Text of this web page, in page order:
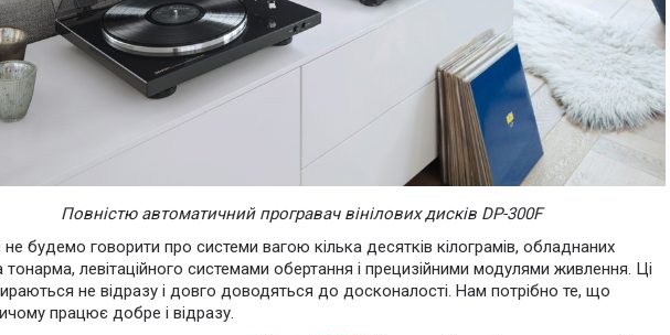
Повністю автоматичний програвач вінілових дисків DP-300F
будемо говорити про системи вагою кілька десятків кілограмів, обладнаних
тонарма, левітаційного системами обертання і прецизійними модулями живлення. Ці
не відразу і довго доводяться до досконалості. Нам потрібно те, що
працює добре і відразу.